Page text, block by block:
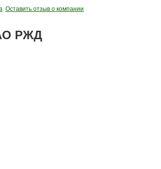
Оставить отзыв о компании
РЖД